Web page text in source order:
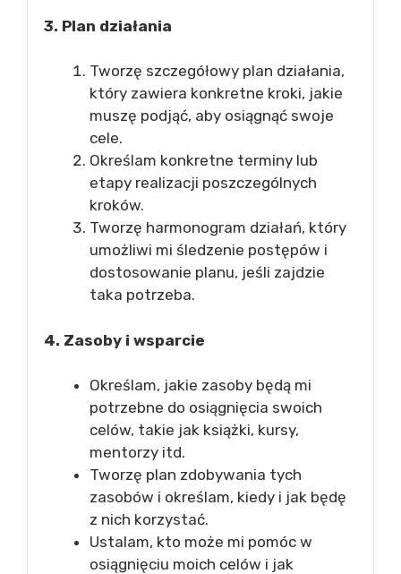
3. Plan działania
Tworzę szczegółowy plan działania,
który zawiera konkretne kroki, jakie
muszę podjąć, aby osiągnąć swoje
cele.
Określam konkretne terminy lub
etapy realizacji poszczególnych
kroków.
Tworzę harmonogram działań, który
umożliwi mi śledzenie postępów i
dostosowanie planu, jeśli zajdzie
taka potrzeba.
4. Zasoby i wsparcie
Określam, jakie zasoby będą mi
potrzebne do osiągnięcia swoich
celów, takie jak książki, kursy,
mentorzy itd.
Tworzę plan zdobywania tych
zasobów i określam, kiedy i jak będę
z nich korzystać.
Ustalam, kto może mi pomóc w
osiągnięciu moich celów i jak